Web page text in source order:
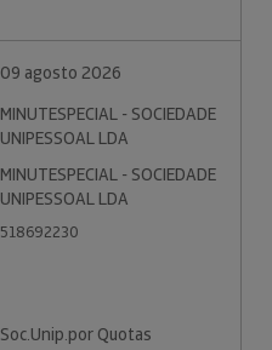
09 agosto 2026
MINUTESPECIAL - SOCIEDADE
UNIPESSOAL LDA
MINUTESPECIAL - SOCIEDADE
UNIPESSOAL LDA
518692230
Soc.Unip.por Quotas